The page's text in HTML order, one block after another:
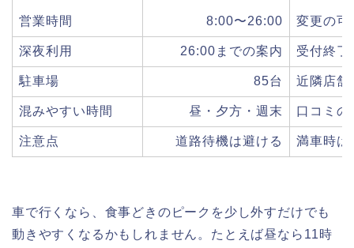
営業時間 8:00〜26:00 変更の可
深夜利用 26:00までの案内 受付終了
駐車場 85台 近隣店舗
混みやすい時間 昼・夕方・週末 口コミの
注意点 道路待機は避ける 満車時は
車で行くなら、食事どきのピークを少し外すだけでも
動きやすくなるかもしれません。たとえば昼なら11時